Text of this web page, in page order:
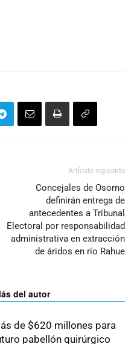
Artículo siguiente
Concejales de Osorno
definirán entrega de
antecedentes a Tribunal
Electoral por responsabilidad
administrativa en extracción
de áridos en río Rahue
del autor
de $620 millones para
pabellón quirúrgico